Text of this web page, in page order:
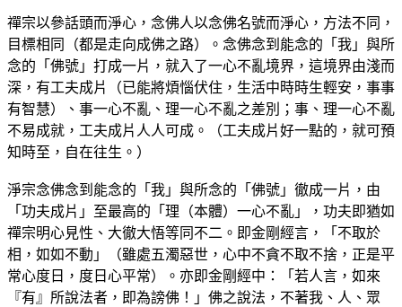
禪宗以參話頭而淨心，念佛人以念佛名號而淨心，方法不同，
目標相同（都是走向成佛之路）。念佛念到能念的「我」與所
念的「佛號」打成一片，就入了一心不亂境界，這境界由淺而
深，有工夫成片（已能將煩惱伏住，生活中時時生輕安，事事
有智慧）、事一心不亂、理一心不亂之差別；事、理一心不亂
不易成就，工夫成片人人可成。（工夫成片好一點的，就可預
知時至，自在往生。）
淨宗念佛念到能念的「我」與所念的「佛號」徹成一片，由
「功夫成片」至最高的「理（本體）一心不亂」，功夫即猶如
禪宗明心見性、大徹大悟等同不二。即金剛經言，「不取於
相，如如不動」（雖處五濁惡世，心中不貪不取不捨，正是平
常心度日，度日心平常）。亦即金剛經中：「若人言，如來
『有』所說法者，即為謗佛！」佛之說法，不著我、人、眾